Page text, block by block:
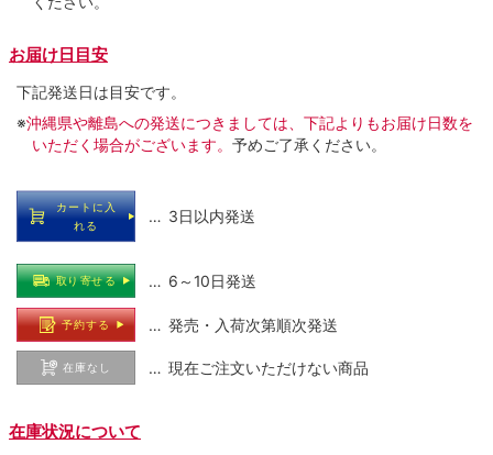
お届け日目安
下記発送日は目安です。
※沖縄県や離島への発送につきましては、下記よりもお届け日数を
いただく場合がございます。 予めご了承ください。
カートに入
れる
… 3日以内発送
取り寄せる … 6～10日発送
予約する … 発売・入荷次第順次発送
在庫なし … 現在ご注文いただけない商品
在庫状況について